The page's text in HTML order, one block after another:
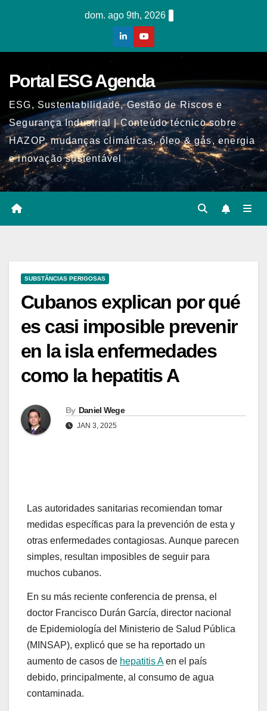
dom. ago 9th, 2026
Portal ESG Agenda
ESG, Sustentabilidade, Gestão de Riscos e
Segurança Industrial | Conteúdo técnico sobre
HAZOP, mudanças climáticas, óleo & gás, energia
e inovação sustentável
SUBSTÂNCIAS PERIGOSAS
Cubanos explican por qué
es casi imposible prevenir
en la isla enfermedades
como la hepatitis A
By Daniel Wege
JAN 3, 2025
Las autoridades sanitarias recomiendan tomar
medidas específicas para la prevención de esta y
otras enfermedades contagiosas. Aunque parecen
simples, resultan imposibles de seguir para
muchos cubanos.
En su más reciente conferencia de prensa, el
doctor Francisco Durán García, director nacional
de Epidemiología del Ministerio de Salud Pública
(MINSAP), explicó que se ha reportado un
aumento de casos de hepatitis Aen el país
debido, principalmente, al consumo de agua
contaminada.